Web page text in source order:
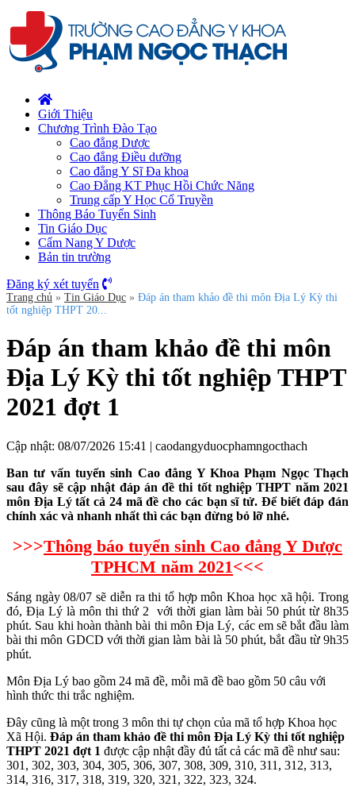
Giới Thiệu
Chương Trình Đào Tạo
Cao đẳng Dược
Cao đẳng Điều dưỡng
Cao đẳng Y Sĩ Đa khoa
Cao Đẳng KT Phục Hồi Chức Năng
Trung cấp Y Học Cổ Truyền
Thông Báo Tuyển Sinh
Tin Giáo Dục
Cẩm Nang Y Dược
Bản tin trường
Đăng ký xét tuyển
Trang chủ » Tin Giáo Dục » Đáp án tham khảo đề thi môn Địa Lý Kỳ thi
tốt nghiệp THPT 20...
Đáp án tham khảo đề thi môn
Địa Lý Kỳ thi tốt nghiệp THPT
2021 đợt 1
Cập nhật: 08/07/2026 15:41 | caodangyduocphamngocthach
Ban tư vấn tuyển sinh Cao đẳng Y Khoa Phạm Ngọc Thạch
sau đây sẽ cập nhật đáp án đề thi tốt nghiệp THPT năm 2021
môn Địa Lý tất cả 24 mã đề cho các bạn sĩ tử. Để biết đáp đán
chính xác và nhanh nhất thì các bạn đừng bỏ lỡ nhé.
>>>Thông báo tuyển sinh Cao đẳng Y Dược
TPHCM năm 2021<<<
Sáng ngày 08/07 sẽ diễn ra thi tổ hợp môn Khoa học xã hội. Trong
đó, Địa Lý là môn thi thứ 2 với thời gian làm bài 50 phút từ 8h35
phút. Sau khi hoàn thành bài thi môn Địa Lý, các em sẽ bắt đầu làm
bài thi môn GDCD với thời gian làm bài là 50 phút, bắt đầu từ 9h35
phút.
Môn Địa Lý bao gồm 24 mã đề, mỗi mã đề bao gồm 50 câu với
hình thức thi trắc nghiệm.
Đây cũng là một trong 3 môn thi tự chọn của mã tổ hợp Khoa học
Xã Hội. Đáp án tham khảo đề thi môn Địa Lý Kỳ thi tốt nghiệp
THPT 2021 đợt 1 được cập nhật đầy đủ tất cả các mã đề như sau:
301, 302, 303, 304, 305, 306, 307, 308, 309, 310, 311, 312, 313,
314, 316, 317, 318, 319, 320, 321, 322, 323, 324.